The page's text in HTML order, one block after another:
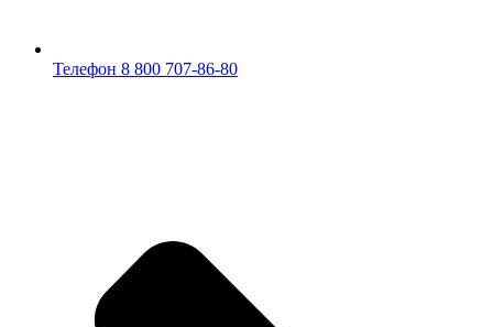
Телефон 8 800 707-86-80